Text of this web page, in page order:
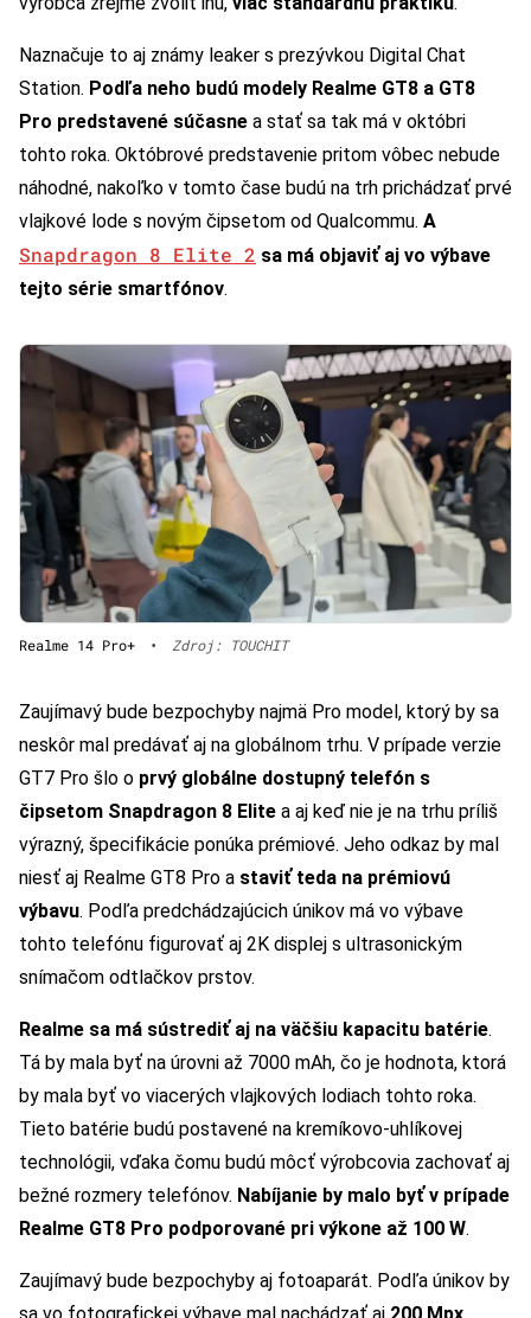
Naznačuje to aj známy leaker s prezývkou Digital Chat
Station. Podľa neho budú modely Realme GT8 a GT8
Pro predstavené súčasne a stať sa tak má v októbri
tohto roka. Októbrové predstavenie pritom vôbec nebude
náhodné, nakoľko v tomto čase budú na trh prichádzať prvé
vlajkové lode s novým čipsetom od Qualcommu. A
Snapdragon 8 Elite 2 sa má objaviť aj vo výbave
tejto série smartfónov.
Realme 14 Pro+ • Zdroj: TOUCHIT
Zaujímavý bude bezpochyby najmä Pro model, ktorý by sa
neskôr mal predávať aj na globálnom trhu. V prípade verzie
GT7 Pro šlo o prvý globálne dostupný telefón s
čipsetom Snapdragon 8 Elite a aj keď nie je na trhu príliš
výrazný, špecifikácie ponúka prémiové. Jeho odkaz by mal
niesť aj Realme GT8 Pro a staviť teda na prémiovú
výbavu. Podľa predchádzajúcich únikov má vo výbave
tohto telefónu figurovať aj 2K displej s ultrasonickým
snímačom odtlačkov prstov.
Realme sa má sústrediť aj na väčšiu kapacitu batérie.
Tá by mala byť na úrovni až 7000 mAh, čo je hodnota, ktorá
by mala byť vo viacerých vlajkových lodiach tohto roka.
Tieto batérie budú postavené na kremíkovo-uhlíkovej
technológii, vďaka čomu budú môcť výrobcovia zachovať aj
bežné rozmery telefónov. Nabíjanie by malo byť v prípade
Realme GT8 Pro podporované pri výkone až 100 W.
Zaujímavý bude bezpochyby aj fotoaparát. Podľa únikov by
sa vo fotografickej výbave mal nachádzať aj 200 Mpx